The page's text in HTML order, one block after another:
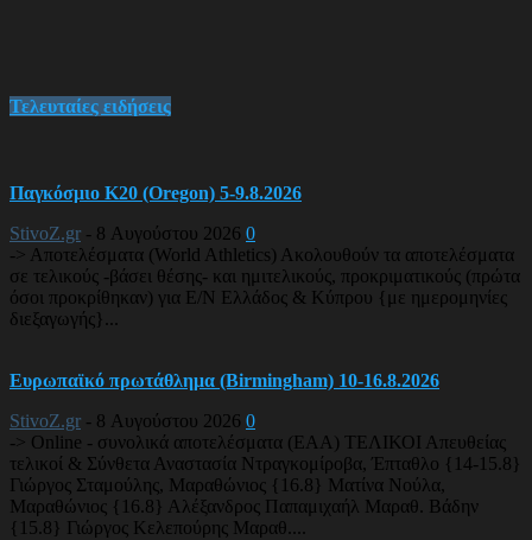
Τελευταίες ειδήσεις
Παγκόσμιο Κ20 (Oregon) 5-9.8.2026
StivoZ.gr - 8 Αυγούστου 2026 0
-> Αποτελέσματα (World Athletics) Ακολουθούν τα αποτελέσματα
σε τελικούς -βάσει θέσης- και ημιτελικούς, προκριματικούς (πρώτα
όσοι προκρίθηκαν) για Ε/Ν Ελλάδος & Κύπρου {με ημερομηνίες
διεξαγωγής}...
Ευρωπαϊκό πρωτάθλημα (Birmingham) 10-16.8.2026
StivoZ.gr - 8 Αυγούστου 2026 0
-> Online - συνολικά αποτελέσματα (EAA) ΤΕΛΙΚΟΙ Απευθείας
τελικοί & Σύνθετα Αναστασία Ντραγκομίροβα, Έπταθλο {14-15.8}
Γιώργος Σταμούλης, Μαραθώνιος {16.8} Ματίνα Νούλα,
Μαραθώνιος {16.8} Αλέξανδρος Παπαμιχαήλ Μαραθ. Βάδην
{15.8} Γιώργος Κελεπούρης Μαραθ....